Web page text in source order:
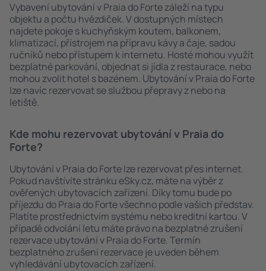
Vybavení ubytování v Praia do Forte záleží na typu
objektu a počtu hvězdiček. V dostupných místech
najdete pokoje s kuchyňským koutem, balkonem,
klimatizací, přístrojem na přípravu kávy a čaje, sadou
ručníků nebo přístupem k internetu. Hosté mohou využít
bezplatné parkování, objednat si jídla z restaurace, nebo
mohou zvolit hotel s bazénem. Ubytování v Praia do Forte
lze navíc rezervovat se službou přepravy z nebo na
letiště.
Kde mohu rezervovat ubytování v Praia do
Forte?
Ubytování v Praia do Forte lze rezervovat přes internet.
Pokud navštívíte stránku eSky.cz, máte na výběr z
ověřených ubytovacích zařízení. Díky tomu bude po
příjezdu do Praia do Forte všechno podle vašich představ.
Platíte prostřednictvím systému nebo kreditní kartou. V
případě odvolání letu máte právo na bezplatné zrušení
rezervace ubytování v Praia do Forte. Termín
bezplatného zrušení rezervace je uveden během
vyhledávání ubytovacích zařízení.